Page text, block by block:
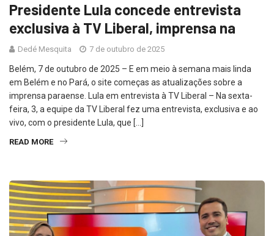
Presidente Lula concede entrevista
exclusiva à TV Liberal, imprensa na
Dedé Mesquita 7 de outubro de 2025
Belém, 7 de outubro de 2025 – E em meio à semana mais linda
em Belém e no Pará, o site começas as atualizações sobre a
imprensa paraense. Lula em entrevista à TV Liberal – Na sexta-
feira, 3, a equipe da TV Liberal fez uma entrevista, exclusiva e ao
vivo, com o presidente Lula, que […]
READ MORE